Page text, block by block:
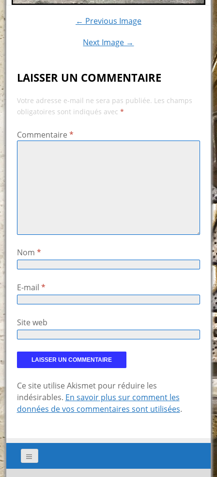
← Previous Image
Next Image →
LAISSER UN COMMENTAIRE
Votre adresse e-mail ne sera pas publiée. Les champs
obligatoires sont indiqués avec *
Commentaire *
Nom *
E-mail *
Site web
Ce site utilise Akismet pour réduire les
indésirables. En savoir plus sur comment les
données de vos commentaires sont utilisées.